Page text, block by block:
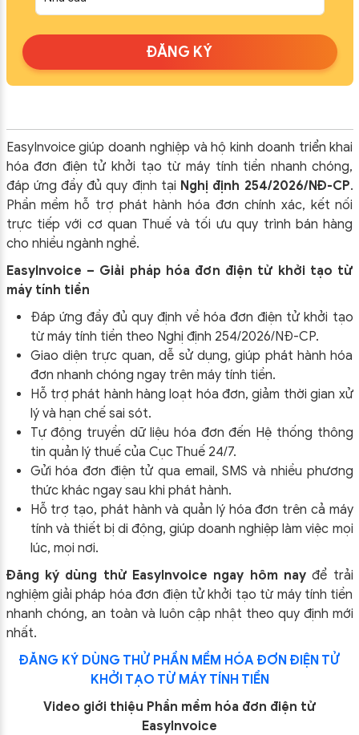
ĐĂNG KÝ
EasyInvoice giúp doanh nghiệp và hộ kinh doanh triển khai
hóa đơn điện tử khởi tạo từ máy tính tiền nhanh chóng,
đáp ứng đầy đủ quy định tại Nghị định 254/2026/NĐ-CP.
Phần mềm hỗ trợ phát hành hóa đơn chính xác, kết nối
trực tiếp với cơ quan Thuế và tối ưu quy trình bán hàng
cho nhiều ngành nghề.
EasyInvoice – Giải pháp hóa đơn điện tử khởi tạo từ
máy tính tiền
Đáp ứng đầy đủ quy định về hóa đơn điện tử khởi tạo
từ máy tính tiền theo Nghị định 254/2026/NĐ-CP.
Giao diện trực quan, dễ sử dụng, giúp phát hành hóa
đơn nhanh chóng ngay trên máy tính tiền.
Hỗ trợ phát hành hàng loạt hóa đơn, giảm thời gian xử
lý và hạn chế sai sót.
Tự động truyền dữ liệu hóa đơn đến Hệ thống thông
tin quản lý thuế của Cục Thuế 24/7.
Gửi hóa đơn điện tử qua email, SMS và nhiều phương
thức khác ngay sau khi phát hành.
Hỗ trợ tạo, phát hành và quản lý hóa đơn trên cả máy
tính và thiết bị di động, giúp doanh nghiệp làm việc mọi
lúc, mọi nơi.
Đăng ký dùng thử EasyInvoice ngay hôm nayđể trải
nghiệm giải pháp hóa đơn điện tử khởi tạo từ máy tính tiền
nhanh chóng, an toàn và luôn cập nhật theo quy định mới
nhất.
ĐĂNG KÝ DÙNG THỬ PHẦN MỀM HÓA ĐƠN ĐIỆN TỬ
KHỞI TẠO TỪ MÁY TÍNH TIỀN
Video giới thiệu Phần mềm hóa đơn điện tử
EasyInvoice